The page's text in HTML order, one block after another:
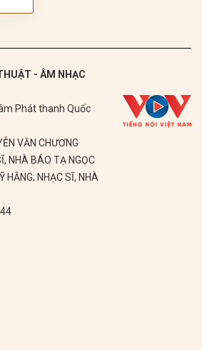
- ÂM NHẠC
Phát thanh Quốc
VĂN CHƯƠNG
NHÀ BÁO TẠ NGỌC
HẰNG; NHẠC SĨ, NHÀ